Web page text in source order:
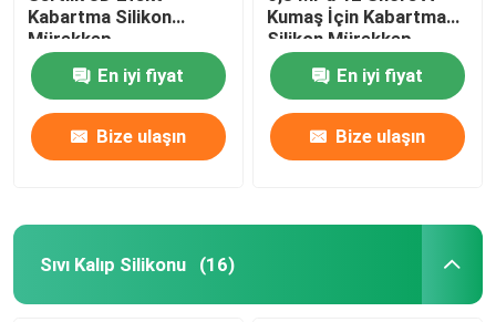
Kabartma Silikon
Mürekkep
En iyi fiyat
Bize ulaşın
Kumaş İçin Kabartma
Silikon Mürekkep
En iyi fiyat
Bize ulaşın
Sıvı Kalıp Silikonu (16)